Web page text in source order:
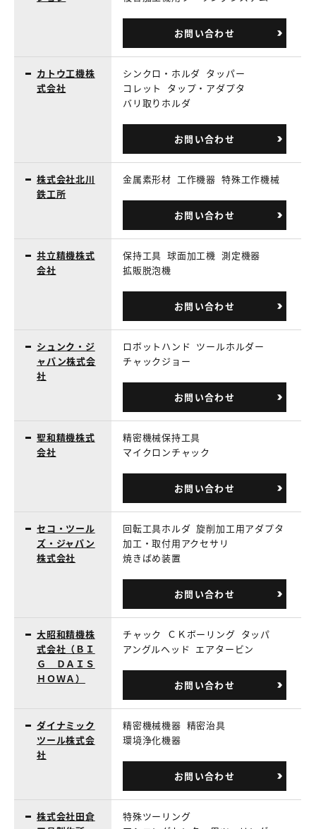
お問い合わせ
カトウ工機株
式会社
シンクロ・ホルダ タッパー
コレット
タップ・アダプタ
バリ取りホルダ
お問い合わせ
株式会社北川
鉄工所
金属素形材 工作機器 特殊工作機械
お問い合わせ
共立精機株式
会社
保持工具 球面加工機 測定機器
拡販脱泡機
お問い合わせ
シュンク・ジ
ャパン株式会
社
ロボットハンド ツールホルダー
チャックジョー
お問い合わせ
聖和精機株式
会社
精密機械保持工具
マイクロンチャック
お問い合わせ
セコ・ツール
ズ・ジャパン
株式会社
回転工具ホルダ 旋削加工用アダプタ
加工・取付用アクセサリ
焼きばめ装置
お問い合わせ
大昭和精機株
式会社（ＢＩ
Ｇ ＤＡＩＳ
ＨＯＷＡ）
チャック ＣＫボーリング タッパ
アングルヘッド エアタービン
お問い合わせ
ダイナミック
ツール株式会
社
精密機械機器 精密治具
環境浄化機器
お問い合わせ
株式会社田倉
特殊ツーリング